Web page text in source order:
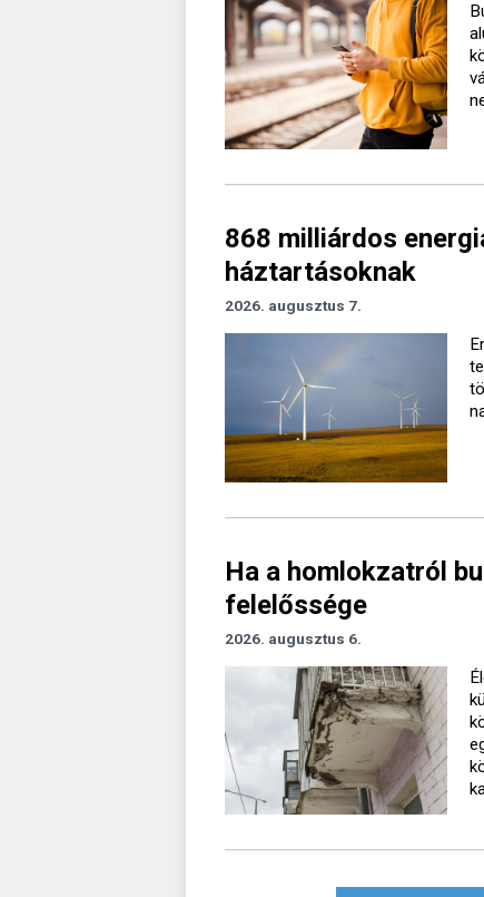
868 milliárdos
háztartásoknak
2026. augusztus 7.
Ha a homlokzatról
felelőssége
2026. augusztus 6.